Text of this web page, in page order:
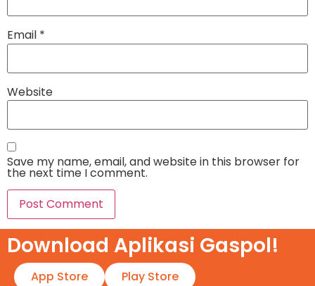
Email *
Website
Save my name, email, and website in this browser for
the next time I comment.
Download Aplikasi Gaspol!​
App Store Play Store